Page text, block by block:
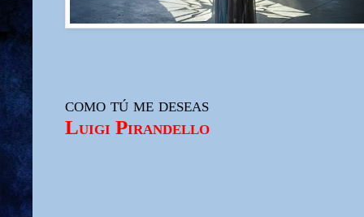
como tú me deseas
Luigi Pirandello